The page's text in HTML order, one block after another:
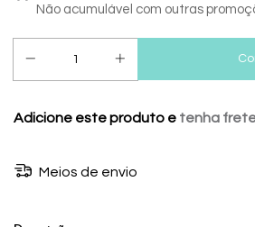
Não acumulável com outras
Adicione este produto e tenha
Meios de envio